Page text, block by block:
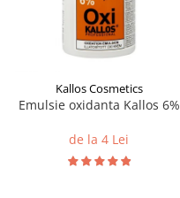
Kallos Cosmetics
Emulsie oxidanta Kallos 6%
de la 4 Lei